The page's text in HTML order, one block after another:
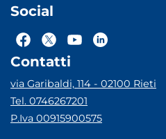
Social
Contatti
via Garibaldi, 114 - 02100 Rieti
Tel. 0746267201
P.Iva 00915900575